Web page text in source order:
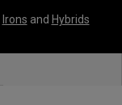
Irons and Hybrids